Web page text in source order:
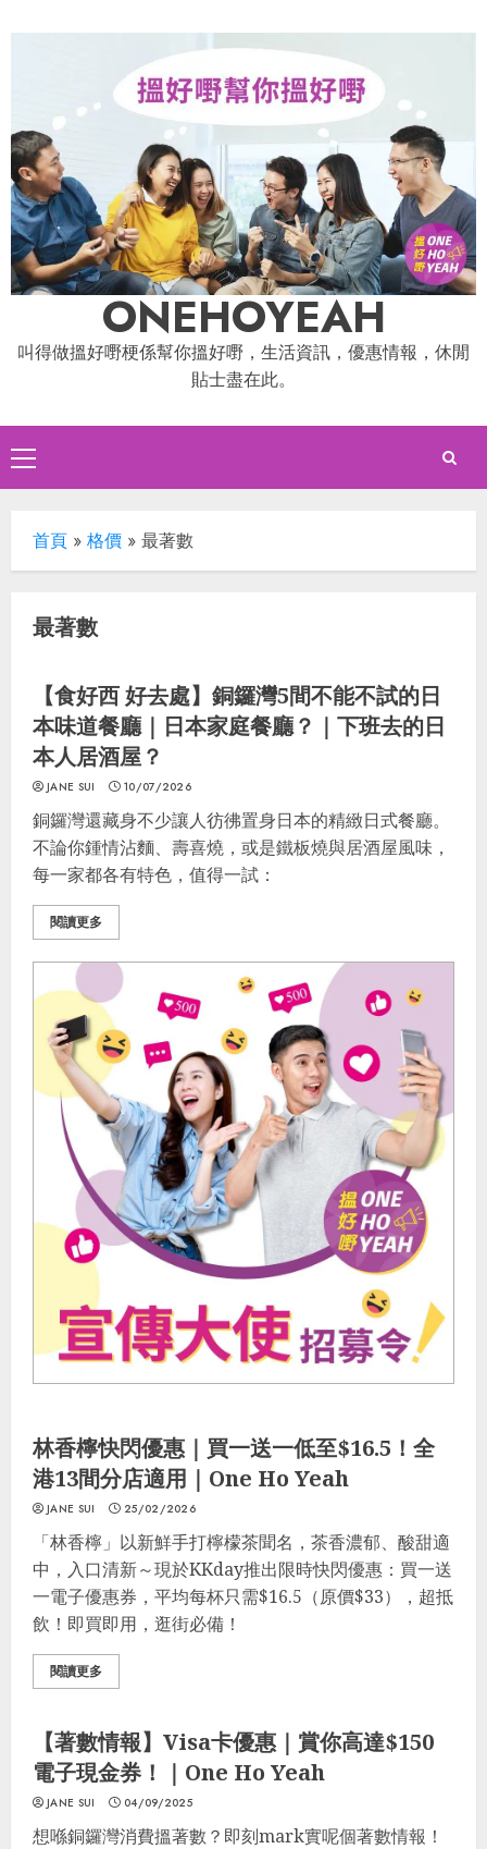
to
ONEHOYEAH
叫得做搵好嘢梗係幫你搵好嘢，生活資訊，優惠情報，休閒
貼士盡在此。
Primary
Menu
首頁 » 格價 » 最著數
最著數
最著數
【食好西 好去處】銅鑼灣5間不能不試的日
本味道餐廳｜日本家庭餐廳？｜下班去的日
本人居酒屋？
JANE SUI 10/07/2026
銅鑼灣還藏身不少讓人彷彿置身日本的精緻日式餐廳。
不論你鍾情沾麵、壽喜燒，或是鐵板燒與居酒屋風味，
每一家都各有特色，值得一試：
閱讀更多
飲食推介 最著數 生活貼士 最著數優惠
林香檸快閃優惠｜買一送一低至$16.5！全
港13間分店適用｜One Ho Yeah
JANE SUI 25/02/2026
「林香檸」以新鮮手打檸檬茶聞名，茶香濃郁、酸甜適
中，入口清新～現於KKday推出限時快閃優惠：買一送
一電子優惠券，平均每杯只需$16.5（原價$33），超抵
飲！即買即用，逛街必備！
閱讀更多
信用卡優惠
【著數情報】Visa卡優惠｜賞你高達$150
電子現金券！｜One Ho Yeah
JANE SUI 04/09/2025
想喺銅鑼灣消費搵著數？即刻mark實呢個著數情報！